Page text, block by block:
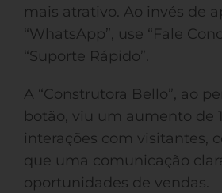
mais atrativo. Ao invés de
“WhatsApp”, use “Fale
“Suporte Rápido”.
A “Construtora Bello”, ao
botão, viu um aumento de
interações com visitantes,
que uma comunicação
oportunidades de vendas.